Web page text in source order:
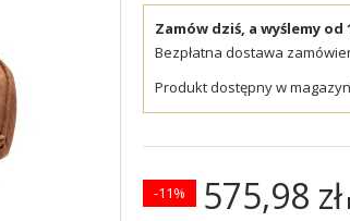
Zamów dziś, a wyślemy
Bezpłatna dostawa
Produkt dostępny w
575,98 zł
-11%